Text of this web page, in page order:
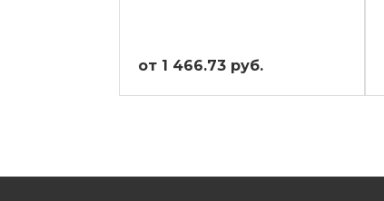
от 1 466.73 руб.